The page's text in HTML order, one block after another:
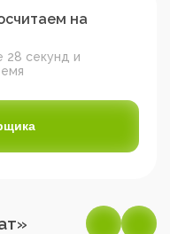
на
28 секунд и